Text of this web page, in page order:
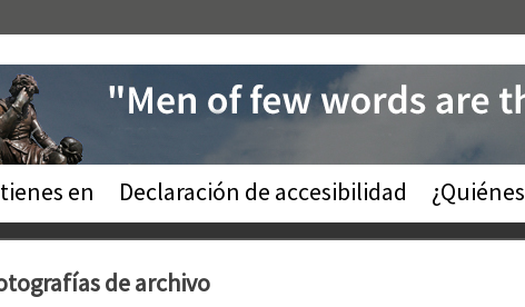
en Declaración de accesibilidad ¿Quiénes
de archivo